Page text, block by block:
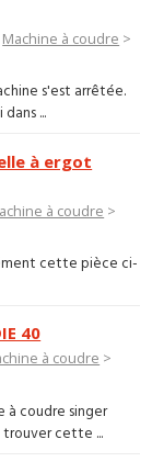
Machine à coudre >
s'est arrêtée.
...
à ergot
à coudre >
cette pièce ci-
40
à coudre >
à coudre singer
cette ...